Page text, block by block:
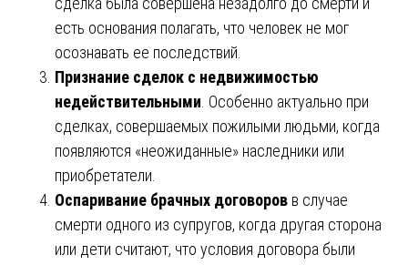
есть основания полагать, что человек не мог
осознавать ее последствий.
Признание сделок с недвижимостью
недействительными . Особенно актуально при
сделках, совершаемых пожилыми людьми, когда
появляются «неожиданные» наследники или
приобретатели.
Оспаривание брачных договоров в случае
смерти одного из супругов, когда другая сторона
или дети считают, что условия договора были